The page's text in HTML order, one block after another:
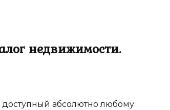
недвижимости.
абсолютно любому